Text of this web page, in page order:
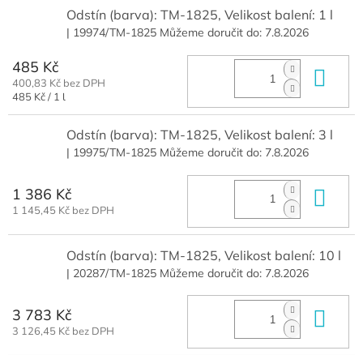
Odstín (barva): TM-1825, Velikost balení: 1 l
| 19974/TM-1825 Můžeme doručit do: 7.8.2026
485 Kč
400,83 Kč bez DPH
Měrná
485 Kč / 1 l
Odstín (barva): TM-1825, Velikost balení: 3 l
| 19975/TM-1825 Můžeme doručit do: 7.8.2026
1 386 Kč
1 145,45 Kč bez DPH
Odstín (barva): TM-1825, Velikost balení: 10 l
| 20287/TM-1825 Můžeme doručit do: 7.8.2026
3 783 Kč
3 126,45 Kč bez DPH